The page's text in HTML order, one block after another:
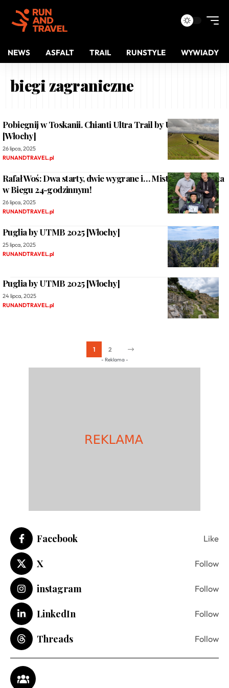
NEWS ASFALT TRAIL RUNSTYLE WYWIADY
biegi zagraniczne
Pobiegnij w Toskanii. Chianti Ultra Trail by UTMB 2026
[Włochy]
26 lipca, 2025
RUNANDTRAVEL.pl
Rafał Woś: Dwa starty, dwie wygrane i… Mistrzostwa Świata
w Biegu 24-godzinnym!
26 lipca, 2025
RUNANDTRAVEL.pl
Puglia by UTMB 2025 [Włochy]
25 lipca, 2025
RUNANDTRAVEL.pl
Puglia by UTMB 2025 [Włochy]
24 lipca, 2025
RUNANDTRAVEL.pl
1 2
- Reklama -
Facebook Like
X Follow
instagram Follow
LinkedIn Follow
Threads Follow